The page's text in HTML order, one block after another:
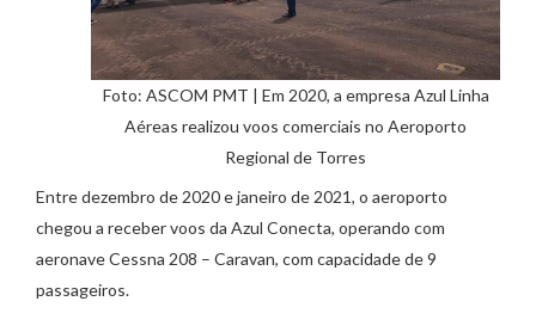
Foto: ASCOM PMT | Em 2020, a empresa Azul Linha
Aéreas realizou voos comerciais no Aeroporto
Regional de Torres
Entre dezembro de 2020 e janeiro de 2021, o aeroporto
chegou a receber voos da Azul Conecta, operando com
aeronave Cessna 208 – Caravan, com capacidade de 9
passageiros.